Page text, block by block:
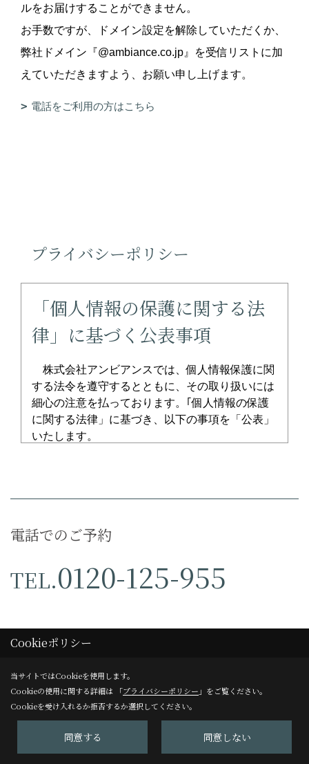
ルをお届けすることができません。
お手数ですが、ドメイン設定を解除していただくか、
弊社ドメイン『@ambiance.co.jp』を受信リストに加
えていただきますよう、お願い申し上げます。
電話をご利用の方はこちら
プライバシーポリシー
「個人情報の保護に関する法
律」に基づく公表事項
株式会社アンビアンスでは、個人情報保護に関
する法令を遵守するとともに、その取り扱いには
細心の注意を払っております。｢個人情報の保護
に関する法律」に基づき、以下の事項を「公表」
いたします。
個人情報の利用目的の公表に関
合は、その都度利用目的を明示させていただきま
す。それ以外で、個人情報を取得する場合は、次
1.お客様からのお問合せの対応
2.お客様に適した情報やイベント案内を郵送・E
メール等でお知らせ
3.お客様の家づくりに関するご提案
電話でのご予約
TEL.0120-125-955
その他のイベント予告
Cookieポリシー
当サイトではCookieを使用します。
Cookieの使用に関する詳細は 「プライバシーポリシー 」をご覧ください。
Cookieを受け入れるか拒否するか選択してください。
同意する 同意しない